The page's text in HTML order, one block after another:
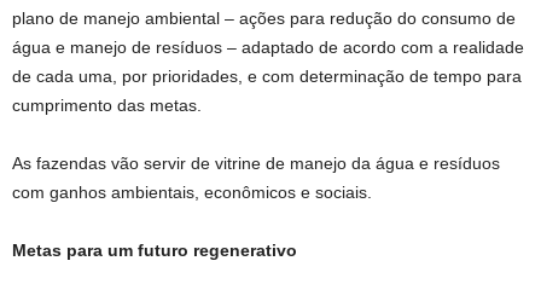
plano de manejo ambiental – ações para redução do consumo de
água e manejo de resíduos – adaptado de acordo com a realidade
de cada uma, por prioridades, e com determinação de tempo para
cumprimento das metas.
As fazendas vão servir de vitrine de manejo da água e resíduos
com ganhos ambientais, econômicos e sociais.
Metas para um futuro regenerativo